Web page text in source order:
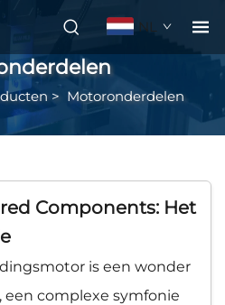
NL
> Motoronderdelen
Components: Het
is een wonder
complexe symfonie